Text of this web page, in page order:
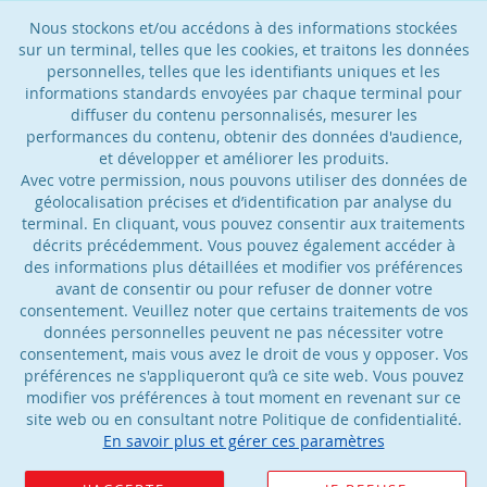
Nous stockons et/ou accédons à des informations stockées
sur un terminal, telles que les cookies, et traitons les données
personnelles, telles que les identifiants uniques et les
informations standards envoyées par chaque terminal pour
diffuser du contenu personnalisés, mesurer les
performances du contenu, obtenir des données d'audience,
et développer et améliorer les produits.
Avec votre permission, nous pouvons utiliser des données de
géolocalisation précises et d’identification par analyse du
terminal. En cliquant, vous pouvez consentir aux traitements
décrits précédemment. Vous pouvez également accéder à
des informations plus détaillées et modifier vos préférences
avant de consentir ou pour refuser de donner votre
consentement. Veuillez noter que certains traitements de vos
données personnelles peuvent ne pas nécessiter votre
consentement, mais vous avez le droit de vous y opposer. Vos
préférences ne s'appliqueront qu’à ce site web. Vous pouvez
modifier vos préférences à tout moment en revenant sur ce
site web ou en consultant notre Politique de confidentialité.
En savoir plus et gérer ces paramètres